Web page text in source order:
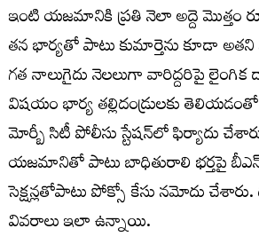
ఇంటి యజమానికి ప్రతి నెలా అద్దె మొత్తం
తన భార్యతో పాటు కుమార్తెను కూడా అతని
గత నాలుగైదు నెలలుగా వారిద్దరిపై
విషయం భార్య తల్లిదండ్రులకు
మోర్బీ సిటీ పోలీసు స్టేషన్‌లో ఫిర్యాదు
యజమానితో పాటు బాధితురాలి భర్తపై
సెక్షన్లతోపాటు పోక్సో కేసు నమోదు
వివరాలు ఇలా ఉన్నాయి.